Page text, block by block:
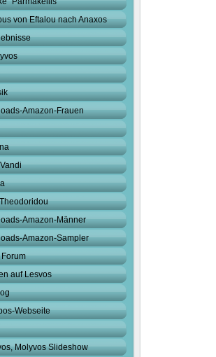
von Eftalou nach Anaxos
Amazon-Frauen
Amazon-Männer
Amazon-Sampler
auf Lesvos
Webseite
Molyvos Slideshow